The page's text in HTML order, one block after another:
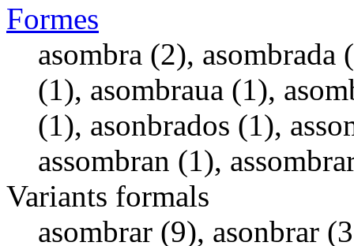
Formes
asombra (2), asombrada
(1), asombraua (1),
(1), asonbrados (1),
assombran (1),
Variants formals
asombrar (9), asonbrar